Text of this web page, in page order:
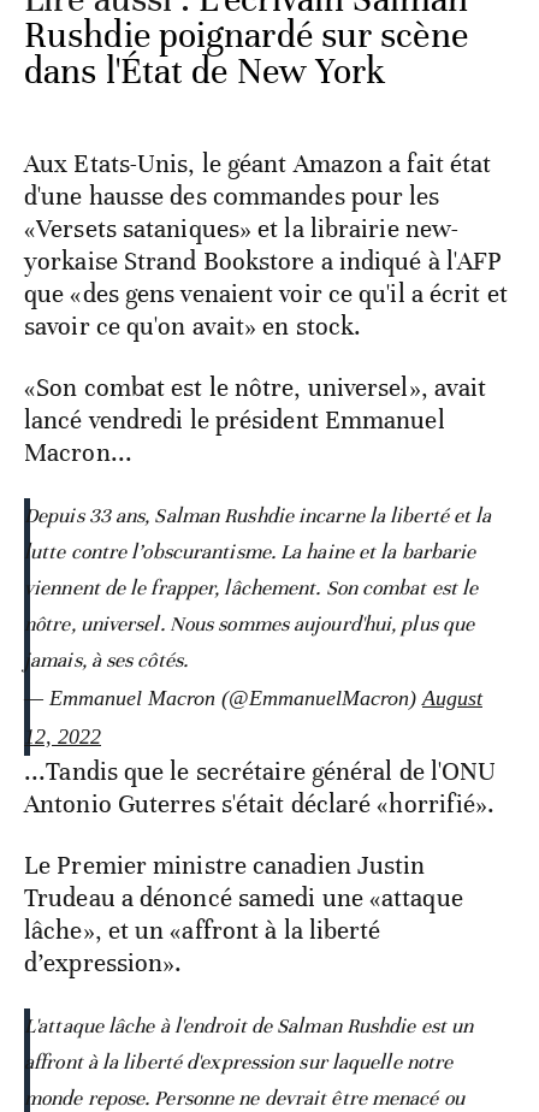
Rushdie poignardé sur scène
dans l'État de New York
Aux Etats-Unis, le géant Amazon a fait état
d'une hausse des commandes pour les
«Versets sataniques» et la librairie new-
yorkaise Strand Bookstore a indiqué à l'AFP
que «des gens venaient voir ce qu'il a écrit et
savoir ce qu'on avait» en stock.
«Son combat est le nôtre, universel», avait
lancé vendredi le président Emmanuel
Macron...
Depuis 33 ans, Salman Rushdie incarne la liberté et la
lutte contre l’obscurantisme. La haine et la barbarie
viennent de le frapper, lâchement. Son combat est le
nôtre, universel. Nous sommes aujourd'hui, plus que
jamais, à ses côtés.
— Emmanuel Macron (@EmmanuelMacron) August
12, 2022
...Tandis que le secrétaire général de l'ONU
Antonio Guterres s'était déclaré «horrifié».
Le Premier ministre canadien Justin
Trudeau a dénoncé samedi une «attaque
lâche», et un «affront à la liberté
d’expression».
L'attaque lâche à l'endroit de Salman Rushdie est un
affront à la liberté d'expression sur laquelle notre
monde repose. Personne ne devrait être menacé ou